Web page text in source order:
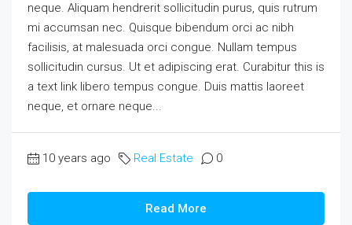
neque. Aliquam hendrerit sollicitudin purus, quis rutrum
mi accumsan nec. Quisque bibendum orci ac nibh
facilisis, at malesuada orci congue. Nullam tempus
sollicitudin cursus. Ut et adipiscing erat. Curabitur this is
a text link libero tempus congue. Duis mattis laoreet
neque, et ornare neque...
10 years ago Real Estate 0
Read More